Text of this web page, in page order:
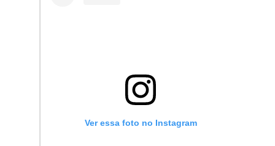
Ver essa foto no Instagram